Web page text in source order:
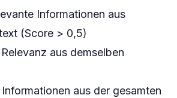
Informationen aus
(Score > 0,5)
aus demselben
aus der gesamten